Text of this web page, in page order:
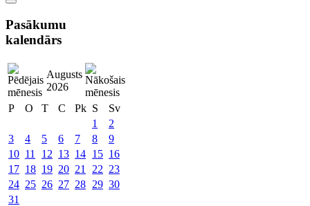
Pasākumu
kalendārs
Augusts
2026
P
O T C Pk S
Sv
1
2
3
4 5 6 7 8
9
10 11 12 13 14 15 16
17 18 19 20 21 22 23
24 25 26 27 28 29 30
31